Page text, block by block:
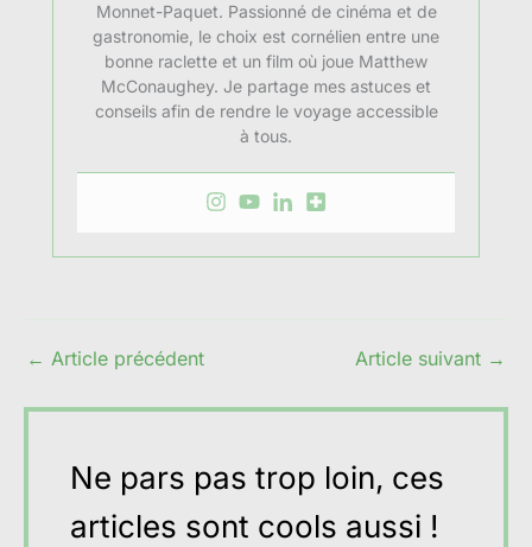
Monnet-Paquet. Passionné de cinéma et de
gastronomie, le choix est cornélien entre une
bonne raclette et un film où joue Matthew
McConaughey. Je partage mes astuces et
conseils afin de rendre le voyage accessible
à tous.
← Article précédent Article suivant →
Ne pars pas trop loin, ces
articles sont cools aussi !